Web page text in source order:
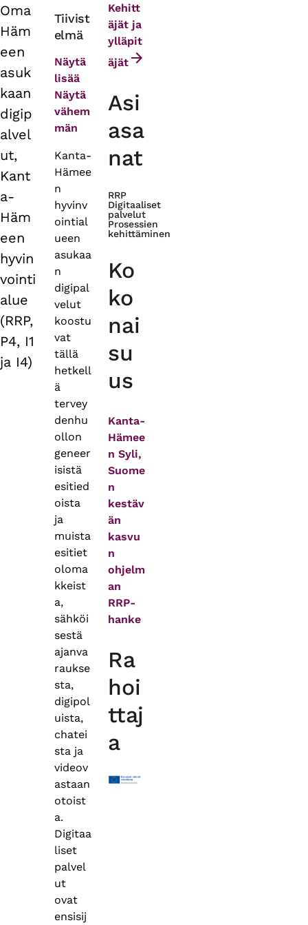
Primary
tabs
Oma
Häm
een
asuk
kaan
digip
alvel
ut,
Kant
a-
Häm
een
hyvin
vointi
alue
(RRP,
P4, I1
ja I4)
Tiivist
elmä
Näytä
lisää
Näytä
vähem
män
Kanta-
Hämee
n
hyvinv
ointial
ueen
asukaa
n
digipal
velut
koostu
vat
tällä
hetkell
ä
tervey
denhu
ollon
geneer
isistä
esitied
oista
ja
muista
esitiet
oloma
kkeist
a,
sähköi
sestä
ajanva
raukse
sta,
digipol
uista,
chatei
sta ja
videov
astaan
otoist
a.
Digitaa
liset
palvel
ut
ovat
ensisij
Kehitt
äjät ja
ylläpit
äjät
Asi
asa
nat
RRP
Digitaaliset
palvelut
Prosessien
kehittäminen
Ko
ko
nai
su
us
Kanta-
Hämee
n Syli,
Suome
n
kestäv
än
kasvu
n
ohjelm
an
RRP-
hanke
Ra
hoi
ttaj
a